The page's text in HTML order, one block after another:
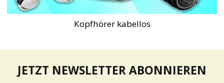
Kopfhörer kabellos
JETZT NEWSLETTER ABONNIEREN